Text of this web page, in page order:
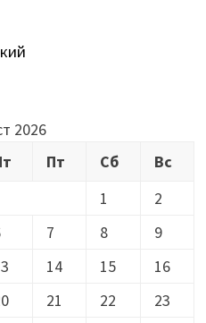
2026
Пт Сб
Вс
1
2
7 8
9
14 15
16
21 22
23